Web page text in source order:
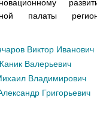
палаты
Виктор Иванович
Валерьевич
Владимирович
Григорьевич